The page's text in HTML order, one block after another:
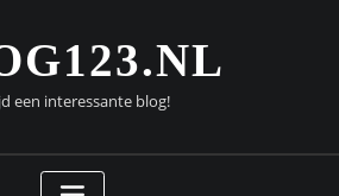
een interessante blog!